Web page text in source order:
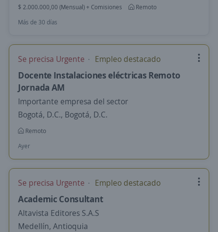
$ 2.000.000,00 (Mensual) + Comisiones
Remoto
Más de 30 días
Se precisa Urgente Empleo destacado
Docente Instalaciones eléctricas Remoto
Jornada AM
Importante empresa del sector
Bogotá, D.C., Bogotá, D.C.
Remoto
Ayer
Se precisa Urgente Empleo destacado
Academic Consultant
Altavista Editores S.A.S
Medellín, Antioquia